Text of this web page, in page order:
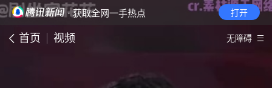
· 获取全网一手热点 打开
首页 视频 无障碍